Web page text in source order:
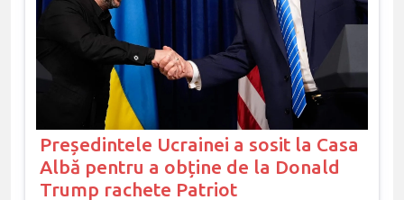
Președintele Ucrainei a sosit la Casa
Albă pentru a obține de la Donald
Trump rachete Patriot